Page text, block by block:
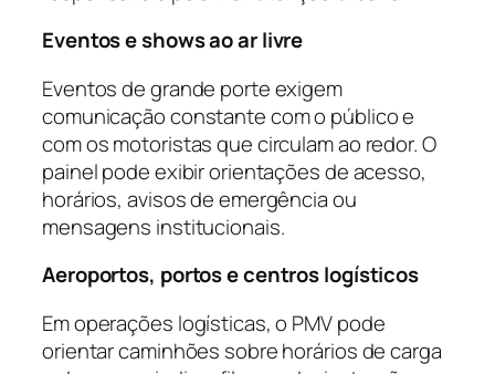
Eventos e shows ao ar livre
Eventos de grande porte exigem
comunicação constante com o público e
com os motoristas que circulam ao redor. O
painel pode exibir orientações de acesso,
horários, avisos de emergência ou
mensagens institucionais.
Aeroportos, portos e centros logísticos
Em operações logísticas, o PMV pode
orientar caminhões sobre horários de carga